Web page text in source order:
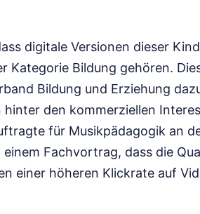
digitale Versionen dieser
Kategorie Bildung gehören.
Bildung und Erziehung
den kommerziellen
für Musikpädagogik an
Fachvortrag, dass die
einer höheren Klickrate auf